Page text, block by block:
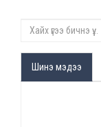
Шинэ мэдээ